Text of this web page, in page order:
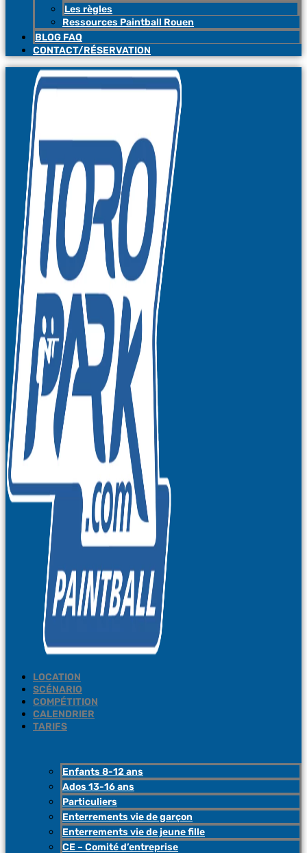
Les règles
Ressources Paintball Rouen
BLOG FAQ
CONTACT/RÉSERVATION
LOCATION
SCÉNARIO
COMPÉTITION
CALENDRIER
TARIFS
Enfants 8-12 ans
Ados 13-16 ans
Particuliers
Enterrements vie de garçon
Enterrements vie de jeune fille
CE – Comité d’entreprise